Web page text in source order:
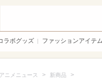
ラボグッズ ファッションアイテム
アニメニュース > 新商品 >